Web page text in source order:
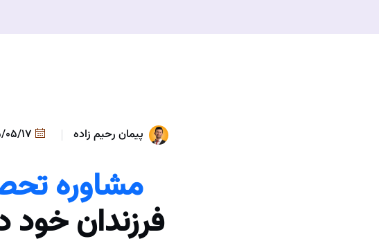
پیمان رحیم زاده
مشاوره
فرزندان